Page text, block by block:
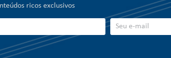
ricos exclusivos